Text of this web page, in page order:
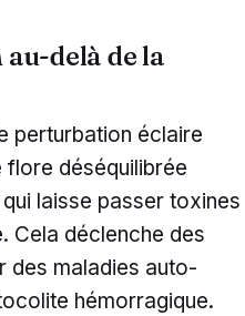
delà de la
perturbation éclaire
flore déséquilibrée
laisse passer toxines
Cela déclenche des
des maladies auto-
hémorragique.